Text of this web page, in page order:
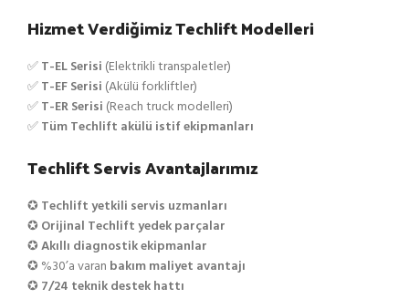
Hizmet Verdiğimiz Techlift Modelleri
✅T-EL Serisi (Elektrikli transpaletler)
✅T-EF Serisi (Akülü forkliftler)
✅T-ER Serisi (Reach truck modelleri)
✅Tüm Techlift akülü istif ekipmanları
Techlift Servis Avantajlarımız
✪ Techlift yetkili servis uzmanları
✪ Orijinal Techlift yedek parçalar
✪Akıllı diagnostik ekipmanlar
✪ %30’a varan bakım maliyet avantajı
✪ 7/24 teknik destek hattı